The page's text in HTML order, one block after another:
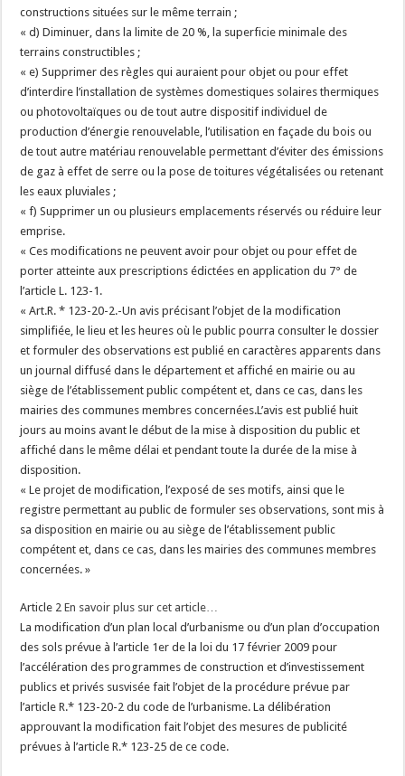
constructions situées sur le même terrain ;
« d) Diminuer, dans la limite de 20 %, la superficie minimale des
terrains constructibles ;
« e) Supprimer des règles qui auraient pour objet ou pour effet
d’interdire l’installation de systèmes domestiques solaires thermiques
ou photovoltaïques ou de tout autre dispositif individuel de
production d’énergie renouvelable, l’utilisation en façade du bois ou
de tout autre matériau renouvelable permettant d’éviter des émissions
de gaz à effet de serre ou la pose de toitures végétalisées ou retenant
les eaux pluviales ;
« f) Supprimer un ou plusieurs emplacements réservés ou réduire leur
emprise.
« Ces modifications ne peuvent avoir pour objet ou pour effet de
porter atteinte aux prescriptions édictées en application du 7° de
l’article L. 123-1.
« Art.R. * 123-20-2.-Un avis précisant l’objet de la modification
simplifiée, le lieu et les heures où le public pourra consulter le dossier
et formuler des observations est publié en caractères apparents dans
un journal diffusé dans le département et affiché en mairie ou au
siège de l’établissement public compétent et, dans ce cas, dans les
mairies des communes membres concernées.L’avis est publié huit
jours au moins avant le début de la mise à disposition du public et
affiché dans le même délai et pendant toute la durée de la mise à
disposition.
« Le projet de modification, l’exposé de ses motifs, ainsi que le
registre permettant au public de formuler ses observations, sont mis à
sa disposition en mairie ou au siège de l’établissement public
compétent et, dans ce cas, dans les mairies des communes membres
concernées. »
Article 2En savoir plus sur cet article…
La modification d’un plan local d’urbanisme ou d’un plan d’occupation
des sols prévue à l’article 1er de la loi du 17 février 2009 pour
l’accélération des programmes de construction et d’investissement
publics et privés susvisée fait l’objet de la procédure prévue par
l’article R.* 123-20-2 du code de l’urbanisme. La délibération
approuvant la modification fait l’objet des mesures de publicité
prévues à l’article R.* 123-25 de ce code.